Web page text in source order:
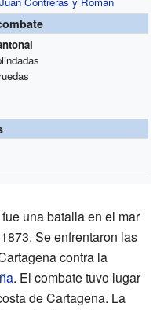
fue una batalla en el mar
Se enfrentaron las
contra la
. El combate tuvo lugar
de Cartagena. La